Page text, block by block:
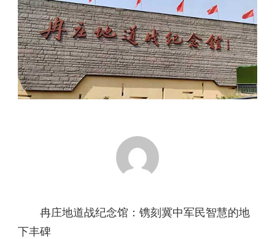
冉庄地道战纪念馆：镌刻冀中军民智慧的地
下丰碑